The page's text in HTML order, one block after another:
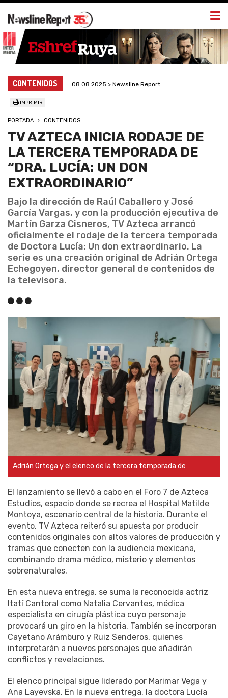
CONTENIDOS 08.08.2025 > Newsline Report
IMPRIMIR
PORTADA CONTENIDOS
TV AZTECA INICIA RODAJE DE
LA TERCERA TEMPORADA DE
“DRA. LUCÍA: UN DON
EXTRAORDINARIO”
Bajo la dirección de Raúl Caballero y José
García Vargas, y con la producción ejecutiva de
Martín Garza Cisneros, TV Azteca arrancó
oficialmente el rodaje de la tercera temporada
de Doctora Lucía: Un don extraordinario. La
serie es una creación original de Adrián Ortega
Echegoyen, director general de contenidos de
la televisora.
Adrián Ortega y el elenco de la tercera temporada de
El lanzamiento se llevó a cabo en el Foro 7 de Azteca
Estudios, espacio donde se recrea el Hospital Matilde
Montoya, escenario central de la historia. Durante el
evento, TV Azteca reiteró su apuesta por producir
contenidos originales con altos valores de producción y
tramas que conecten con la audiencia mexicana,
combinando drama médico, misterio y elementos
sobrenaturales.
En esta nueva entrega, se suma la reconocida actriz
Itatí Cantoral como Natalia Cervantes, médica
especialista en cirugía plástica cuyo personaje
provocará un giro en la historia. También se incorporan
Cayetano Arámburo y Ruiz Senderos, quienes
interpretarán a nuevos personajes que añadirán
conflictos y revelaciones.
El elenco principal sigue liderado por Marimar Vega y
Ana Layevska. En la nueva entrega, la doctora Lucía